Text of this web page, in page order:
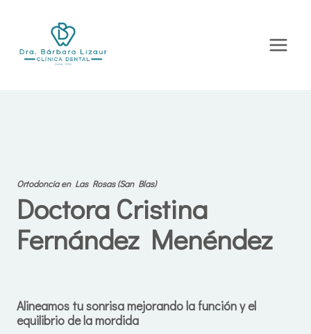
contenido
Ortodoncia en Las Rosas (San Blas)
Doctora Cristina
Fernández Menéndez
Alineamos tu sonrisa mejorando la función y el
equilibrio de la mordida